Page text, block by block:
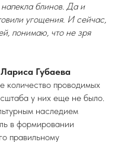
блинов. Да и
угощения. И сейчас,
понимаю, что не зря
Лариса Губаева
количество проводимых
у них еще не было.
наследием
в формировании
правильному